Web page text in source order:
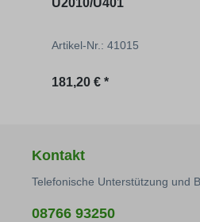
Artikel-Nr.: 41015
Regulärer Preis:
181,20 € *
Kontakt
Telefonische Unterstützung und
08766 93250